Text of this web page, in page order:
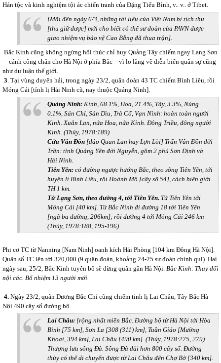
Hán tộc và kinh nghiệm tội ác chiến tranh của Đặng Tiểu Bình, v.. v.. ở Tibet.
[Mãi đến ngày 6/3, những tài liệu của Việt Nam bị tịch thu
[thu giữ được] mới cho biết có thể sư đoàn của PAVN được
giao nhiệm vụ bảo vệ Cao Bằng đã thua trận].
Bắc Kinh cũng không ngừng hối thúc chỉ huy Quảng Tây chiếm ngay Lạng Sơn
—cánh cổng chắn cho Hà Nội ở phía Bắc—vì lo lắng về diễn biến quân sự cũng
như dư luận thế giới.
3. Tại vùng duyên hải, trong ngày 23/2, quân đoàn 43 TC chiếm Bình Liêu, rồi
Móng Cái [tỉnh lị Hải Ninh cũ, nay thuộc Quảng Ninh].
Quảng Ninh: Kinh, 68.1%, Hoa, 21.4%, Tày, 3.3%, Nùng
0.1%, Sán Chỉ, Sán Dìu, Trà Cổ, Vạn Ninh: hoàn toàn người
Kinh. Xuân Lan, nửa Hoa, nửa Kinh. Đông Triều, đông người
Kinh. (Thúy, 1978:189)
Cửa Vân Đồn [đảo Quan Lan hay Lợn Lòi] Trấn Vân Đồn đời
Trần: tỉnh Quảng Yên đời Nguyễn, gồm 2 phủ Sơn Định và
Hải Ninh.
Tiên Yên: có đường ngược hướng Bắc, theo sông Tiên Yên, tới
huyện lị Bình Liêu, rồi Hoành Mô [cây số 54], cách biên giới
TH 1 km.
Từ Lạng Sơn, theo đường 4, tới Tiên Yên. Từ Tiên Yên tới
Móng Cái [40 km]. Từ Bắc Ninh đi đường 18 tới Tiên Yên
[ngã ba đường, 206km]; rồi đường 4 tới Móng Cái 246 km
(Thúy, 1978:188, 195-196)
Phi cơ TC từ Nanning [Nam Ninh] oanh kích Hải Phòng [104 km Đông Hà Nội].
Quân số TC lên tới 320,000 (9 quân đoàn, khoảng 24-25 sư đoàn chính qui). Hai
ngày sau, 25/2, Bắc Kinh tuyên bố sẽ dừng quân gần Hà Nội. Bắc Kinh: Thay đổi
nội các. Bổ nhiệm 13 người mới.
4. Ngày 23/2, quân Dương Đắc Chí cũng chiếm tỉnh lị Lai Châu, Tây Bắc Hà
Nội 490 cây số đường bộ.
Lai Châu: [rộng nhất miền Bắc. Đường bộ từ Hà Nội tới Hòa
Bình [75 km], Sơn La [308 (311) km], Tuần Giáo [Mường
Khoai, 394 km], Lai Châu [490 km]. (Thúy, 1978:275, 279)
Thượng lưu sông Đà. Sông Đà dài hơn 800 cây số. Đường
thủy có thể di chuyển được từ Lai Châu đến Chợ Bờ [340 km].